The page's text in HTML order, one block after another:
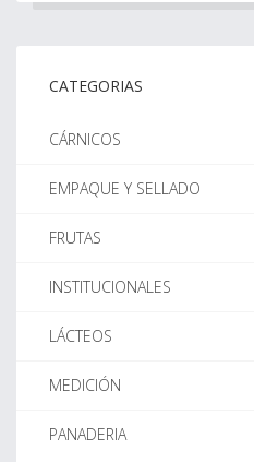
CATEGORIAS
CÁRNICOS
EMPAQUE Y SELLADO
FRUTAS
INSTITUCIONALES
LÁCTEOS
MEDICIÓN
PANADERIA